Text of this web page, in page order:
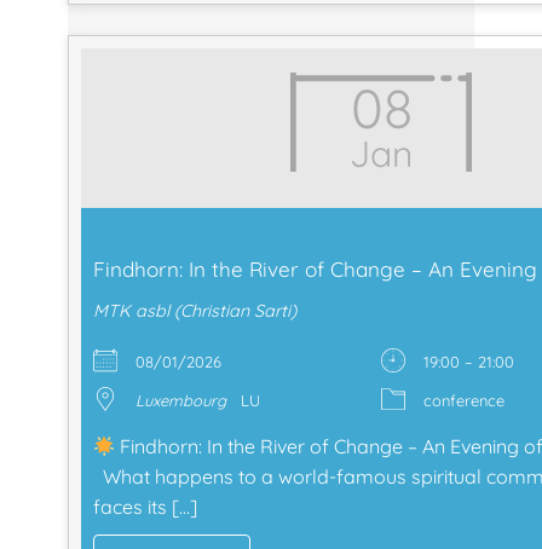
08
Jan
Findhorn: In the River of Change – An
MTK asbl (Christian Sarti)
08/01/2026
19:00 – 21:00
Luxembourg
LU conference
Findhorn: In the River of Change – An Evening
What happens to a world-famous spiritual
faces its […]